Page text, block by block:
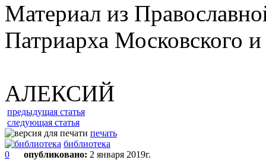
Материал из
Патриарха Московского
АЛЕКСИЙ
предыдущая статья
следующая статья
печать
библиотека
0
опубликовано: 2 января 2019г.